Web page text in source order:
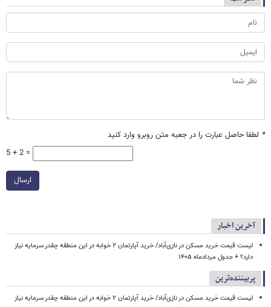
* لطفا حاصل عبارت را در جعبه متن روبرو وارد کنید
5 + 2 =
ارسال
آخرین اخبار
لیست قیمت خرید مسکن در نازی‌آباد/ خرید آپارتمان ۲ خوابه در این منطقه چقدر سرمایه نیاز
دارد؟ + جدول مردادماه ۱۴۰۵
پربیننده‌ترین
لیست قیمت خرید مسکن در نازی‌آباد/ خرید آپارتمان ۲ خوابه در این منطقه چقدر سرمایه نیاز